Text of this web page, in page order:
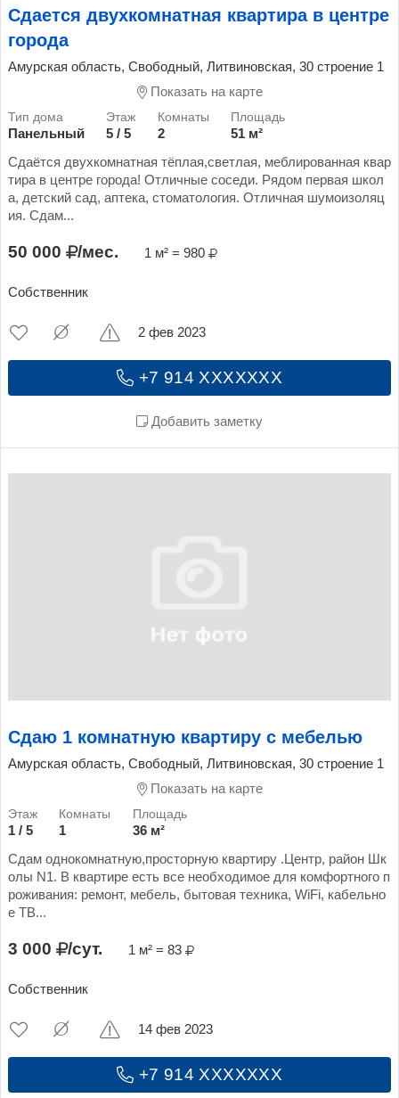
Сдается двухкомнатная квартира в центре
города
Амурская область, Свободный, Литвиновская, 30 строение 1
Показать на карте
Панельный 5 / 5 2
51 м²
Сдаётся двухкомнатная тёплая,светлая, меблированная квар
тира в центре города! Отличные соседи. Рядом первая школ
а, детский сад, аптека, стоматология. Отличная шумоизоляц
ия. Сдам...
50 000 /мес. 1 м² = 980
Собственник
+7 914 XXXXXXX
Добавить заметку
2 фев 2023
Сдаю 1 комнатную квартиру с мебелью
Амурская область, Свободный, Литвиновская, 30 строение 1
Показать на карте
1 / 5 1
36 м²
Сдам однокомнатную,просторную квартиру .Центр, район Шк
олы N1. В квартире есть все необходимое для комфортного п
роживания: ремонт, мебель, бытовая техника, WiFi, кабельно
е ТВ...
3 000 /сут. 1 м² = 83
Собственник
+7 914 XXXXXXX
14 фев 2023